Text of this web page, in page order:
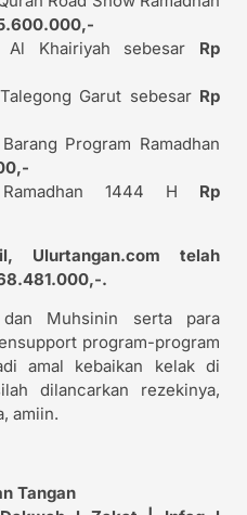
Khairiyah sebesar Rp
Garut sebesar Rp
Program Ramadhan
1444 H Rp
Ulurtangan.com telah
.
Muhsinin serta para
program-program
amal kebaikan kelak di
dilancarkan rezekinya,
amiin.
Tangan